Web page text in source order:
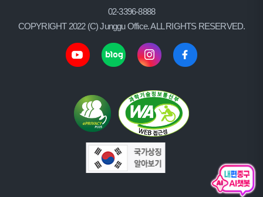
02-3396-8888
COPYRIGHT 2022 (C) Junggu Office. ALL RIGHTS RESERVED.